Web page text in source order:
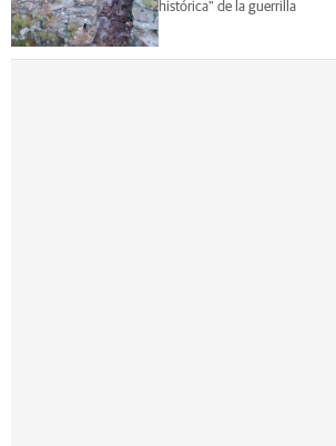
histórica" de la guerrilla